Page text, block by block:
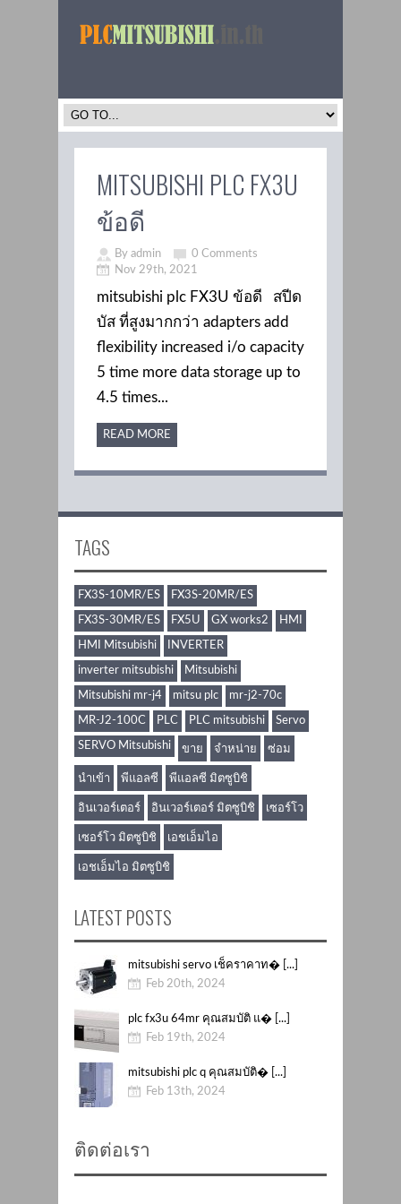
MITSUBISHI PLC FX3U
ข้อดี
By admin
0 Comments
Nov 29th, 2021
mitsubishi plc FX3U ข้อดี สปีด
บัส ที่สูงมากกว่า adapters add
flexibility increased i/o capacity
5 time more data storage up to
4.5 times...
READ MORE
TAGS
FX3S-10MR/ES FX3S-20MR/ES
FX3S-30MR/ES FX5U GX works2 HMI
HMI Mitsubishi INVERTER
inverter mitsubishi Mitsubishi
Mitsubishi mr-j4 mitsu plc mr-j2-70c
MR-J2-100C PLC PLC mitsubishi Servo
SERVO Mitsubishi ขาย จำหน่าย ซ่อม
นำเข้า พีแอลซี พีแอลซี มิตซูบิชิ
อินเวอร์เตอร์ อินเวอร์เตอร์ มิตซูบิชิ เซอร์โว
เซอร์โว มิตซูบิชิ เอชเอ็มไอ
เอชเอ็มไอ มิตซูบิชิ
LATEST POSTS
mitsubishi servo เช็คราคาท� [...]
Feb 20th, 2024
plc fx3u 64mr คุณสมบัติ แ� [...]
Feb 19th, 2024
mitsubishi plc q คุณสมบัติ� [...]
Feb 13th, 2024
ติดต่อเรา